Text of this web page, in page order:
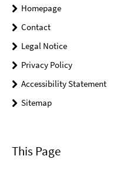
Homepage
Contact
Legal Notice
Privacy Policy
Accessibility Statement
Sitemap
This Page